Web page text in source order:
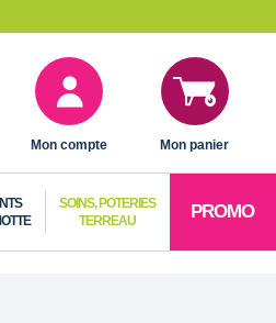
Mon compte Mon panier
SOINS, POTERIES
TERREAU
PROMO